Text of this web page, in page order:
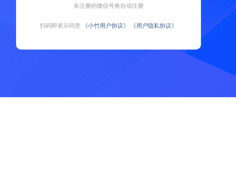
未注册的微信号将自动注册
扫码即表示同意 《小竹用户协议》 《用户隐私协议》